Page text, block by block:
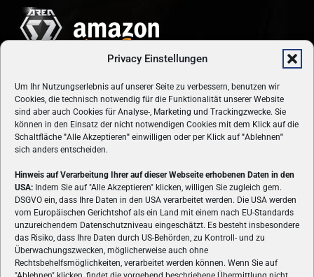
Privacy Einstellungen
Um Ihr Nutzungserlebnis auf unserer Seite zu verbessern, benutzen wir
Cookies, die technisch notwendig für die Funktionalität unserer Website
sind aber auch Cookies für Analyse-, Marketing und Trackingzwecke. Sie
können in den Einsatz der nicht notwendigen Cookies mit dem Klick auf die
Schaltfläche "Alle Akzeptieren" einwilligen oder per Klick auf"Ablehnen"
sich anders entscheiden.
Hinweis auf Verarbeitung Ihrer auf dieser Webseite erhobenen Daten in den
USA: Indem Sie auf "Alle Akzeptieren" klicken, willigen Sie zugleich gem.
DSGVO ein, dass Ihre Daten in den USA verarbeitet werden. Die USA werden
vom Europäischen Gerichtshof als ein Land mit einem nach EU-Standards
unzureichendem Datenschutzniveau eingeschätzt. Es besteht insbesondere
das Risiko, dass Ihre Daten durch US-Behörden, zu Kontroll- und zu
Überwachungszwecken, möglicherweise auch ohne
Rechtsbehelfsmöglichkeiten, verarbeitet werden können. Wenn Sie auf
ÜBER UNS
VON GAMERN, FÜR GAMER! Gamers.at ist das älteste Online-
Spielemagazin Österreichs und bringt täglich aktuelle News,
Reviews und Videos zu PC- und Konsolenspielen, Gaming-
Hardware und aus der Welt des e-Sport's.